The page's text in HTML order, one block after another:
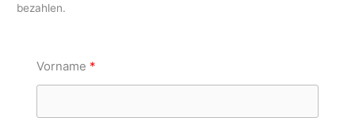
bezahlen.
Vorname